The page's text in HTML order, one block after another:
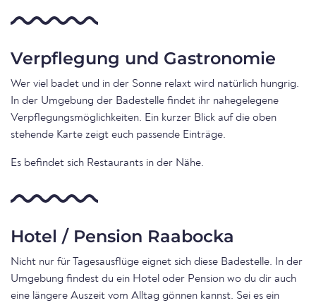
Verpflegung und Gastronomie
Wer viel badet und in der Sonne relaxt wird natürlich hungrig.
In der Umgebung der Badestelle findet ihr nahegelegene
Verpflegungsmöglichkeiten. Ein kurzer Blick auf die oben
stehende Karte zeigt euch passende Einträge.
Es befindet sich Restaurants in der Nähe.
Hotel / Pension Raabocka
Nicht nur für Tagesausflüge eignet sich diese Badestelle. In der
Umgebung findest du ein Hotel oder Pension wo du dir auch
eine längere Auszeit vom Alltag gönnen kannst. Sei es ein